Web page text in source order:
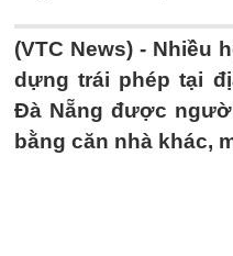
(VTC News) - Nhiều
dựng trái phép tại
Đà Nẵng được
bằng căn nhà khác,